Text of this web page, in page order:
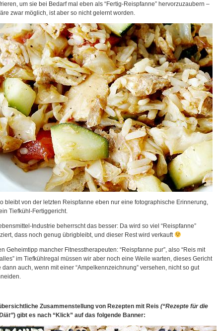
um sie bei Bedarf mal eben als “Fertig-Reispfanne” hervorzuzaubern –
zwar möglich, ist aber so nicht gelernt worden.
bleibt von der letzten Reispfanne eben nur eine fotographische Erinnerung,
Tiefkühl-Fertiggericht.
Industrie beherrscht das besser: Da wird so viel “Reispfanne”
dass noch genug übrigbleibt, und dieser Rest wird verkauft
Geheimtipp mancher Fitnesstherapeuten: “Reispfanne pur”, also “Reis mit
im Tiefkühlregal müssen wir aber noch eine Weile warten, dieses Gericht
dann auch, wenn mit einer “Ampelkennzeichnung” versehen, nicht so gut
Zusammenstellung von Rezepten mit Reis (“Rezepte für die
) gibt es nach “Klick” auf das folgende Banner: